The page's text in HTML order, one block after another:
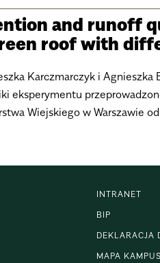
and runoff
roof with
Karczmarczyk i
eksperymentu
Wiejskiego w Warszawie
INTRANET
BIP
DEKLARACJA
MAPA